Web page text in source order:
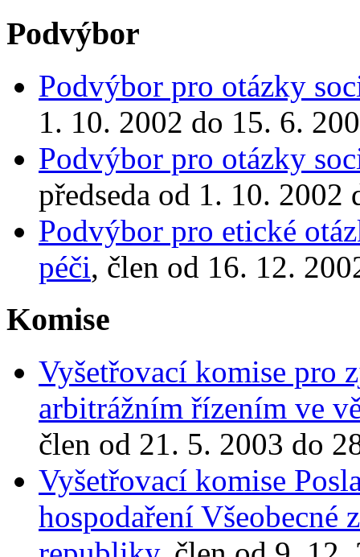
Podvýbor
Podvýbor pro otázky
1. 10. 2002 do 15. 6.
Podvýbor pro otázky
předseda od 1. 10. 2002
Podvýbor pro etické
péči, člen od 16. 12.
Komise
Vyšetřovací komise pro
arbitrážním řízením ve
člen od 21. 5. 2003 do
Vyšetřovací komise
hospodaření